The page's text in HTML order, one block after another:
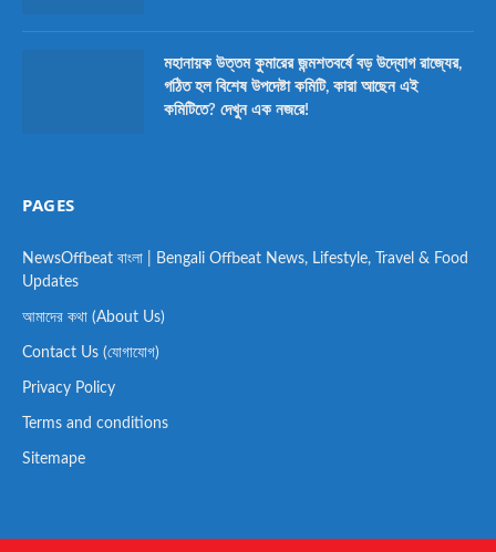
মহানায়ক উত্তম কুমারের জন্মশতবর্ষে বড় উদ্যোগ রাজ্যের,
গঠিত হল বিশেষ উপদেষ্টা কমিটি, কারা আছেন এই
কমিটিতে? দেখুন এক নজরে!
PAGES
NewsOffbeat বাংলা | Bengali Offbeat News, Lifestyle, Travel & Food
Updates
আমাদের কথা (About Us)
Contact Us (যোগাযোগ)
Privacy Policy
Terms and conditions
Sitemape